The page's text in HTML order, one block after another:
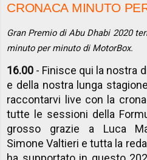
CRONACA MINUTO
Gran Premio di Abu Dhabi 2020
minuto per minuto di MotorBox.
16.00 - Finisce qui la nostra
e della nostra lunga
raccontarvi live con la
tutte le sessioni della
grosso grazie a Luca
Simone Valtieri e tutta la